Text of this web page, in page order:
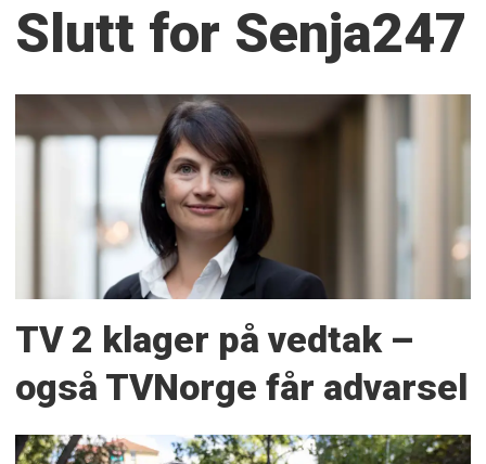
Slutt for Senja247
TV 2 klager på vedtak –
også TVNorge får advarsel